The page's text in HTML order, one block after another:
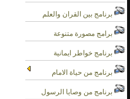
برنامج بين القران والعلم
برامج مصورة متنوعة
برنامج خواطر ايمانية
برنامج من حياة الامام
برنامج من وصايا الرسول